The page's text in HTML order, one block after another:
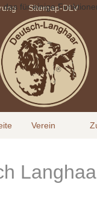
Sitemap-DLV
Verein
für einige